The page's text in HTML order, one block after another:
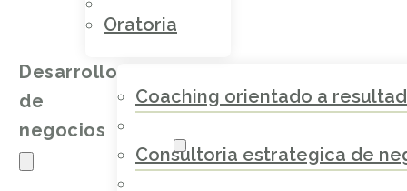
Oratoria
Desarrollo
de
negocios
Coaching orientado a
Consultoria estrategica de